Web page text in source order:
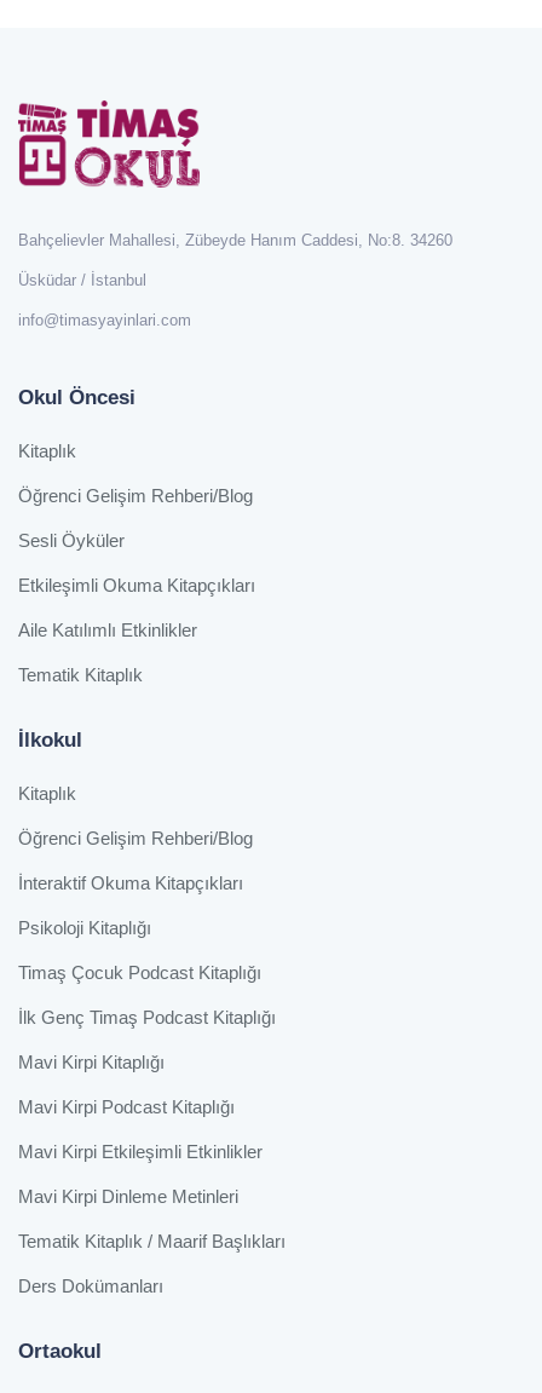
Bahçelievler Mahallesi, Zübeyde Hanım Caddesi, No:8. 34260
Üsküdar / İstanbul
info@timasyayinlari.com
Okul Öncesi
Kitaplık
Öğrenci Gelişim Rehberi/Blog
Sesli Öyküler
Etkileşimli Okuma Kitapçıkları
Aile Katılımlı Etkinlikler
Tematik Kitaplık
İlkokul
Kitaplık
Öğrenci Gelişim Rehberi/Blog
İnteraktif Okuma Kitapçıkları
Psikoloji Kitaplığı
Timaş Çocuk Podcast Kitaplığı
İlk Genç Timaş Podcast Kitaplığı
Mavi Kirpi Kitaplığı
Mavi Kirpi Podcast Kitaplığı
Mavi Kirpi Etkileşimli Etkinlikler
Mavi Kirpi Dinleme Metinleri
Tematik Kitaplık / Maarif Başlıkları
Ders Dokümanları
Ortaokul